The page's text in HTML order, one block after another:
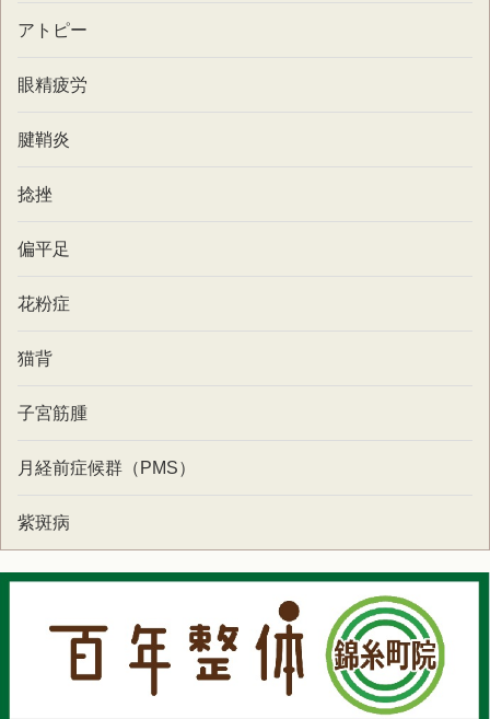
アトピー
眼精疲労
腱鞘炎
捻挫
偏平足
花粉症
猫背
子宮筋腫
月経前症候群（PMS）
紫斑病